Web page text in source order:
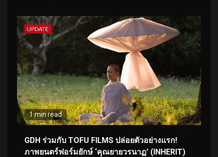
UPDATE
1 min read
GDH ร่วมกับ TOFU FILMS ปล่อยตัวอย่างแรก!
ภาพยนตร์ฟอร์มยักษ์ ‘คุณยายวรนาฏ’ (INHERIT)